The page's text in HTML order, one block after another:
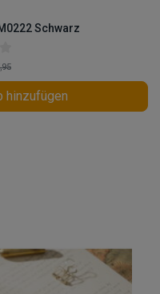
Schwarz
hinzufügen